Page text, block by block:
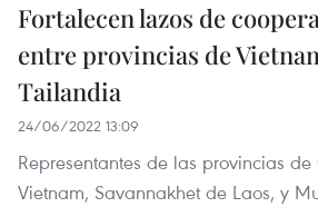
Fortalecen lazos de
entre provincias de
Tailandia
24/06/2022 13:09
Representantes de las provincias
Vietnam, Savannakhet de Laos, y